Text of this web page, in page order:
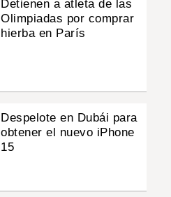
Detienen a atleta de las
Olimpiadas por comprar
hierba en París
Despelote en Dubái para
obtener el nuevo iPhone
15